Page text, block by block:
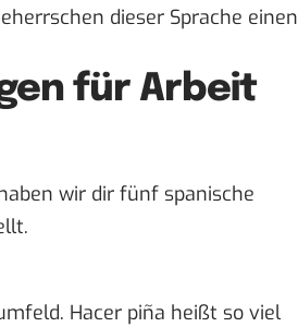
dieser Sprache einen
für Arbeit
wir dir fünf spanische
Hacer piña heißt so viel